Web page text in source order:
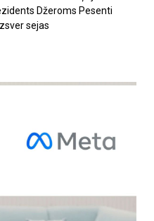
Džeroms Pesenti
sejas